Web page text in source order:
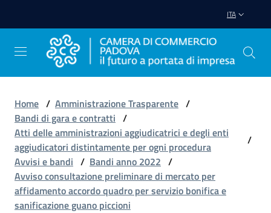
ITA
Avviare
Impresa
Gestire
Impresa
Home / Amministrazione Trasparente /
Bandi di gara e contratti /
Atti delle amministrazioni aggiudicatrici e degli enti
aggiudicatori distintamente per ogni procedura
/
Avvisi e bandi / Bandi anno 2022 /
Avviso consultazione preliminare di mercato per
affidamento accordo quadro per servizio bonifica e
sanificazione guano piccioni